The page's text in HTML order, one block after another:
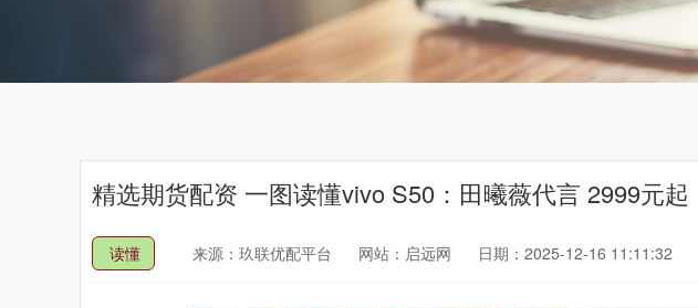
精选期货配资 一图读懂vivo S50：田曦薇代言 2999元起
读懂 来源：玖联优配平台 网站：启远网 日期：2025-12-16 11:11:32